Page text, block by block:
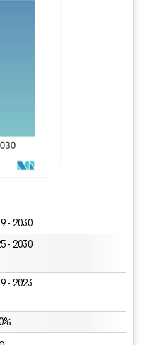
- 2030
- 2030
- 2023